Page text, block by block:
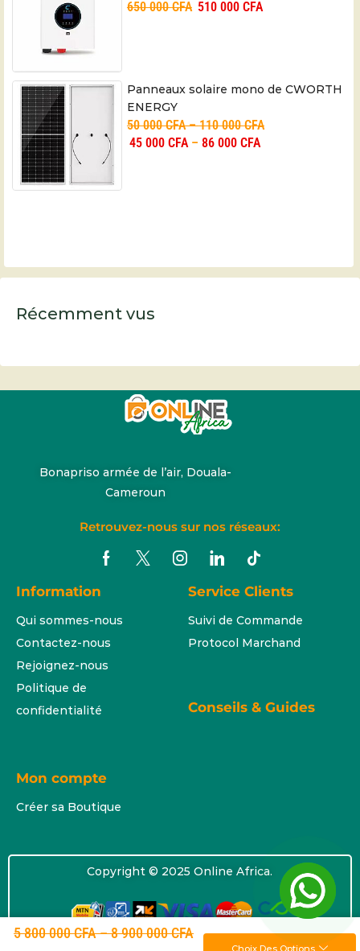
5 800 000CFA–8 900 000CFA
Choix Des Options
650 000CFA 510 000 CFA
Panneaux solaire mono de CWORTH
ENERGY
50 000CFA–110 000CFA
45 000 CFA– 86 000 CFA
Récemment vus
Bonapriso armée de l’air, Douala-
Cameroun
Retrouvez-nous sur nos réseaux:
Information
Qui sommes-nous
Contactez-nous
Rejoignez-nous
Politique de
confidentialité
Service Clients
Suivi de Commande
Protocol Marchand
Conseils & Guides
Mon compte
Créer sa Boutique
Copyright © 2025 Online Africa.